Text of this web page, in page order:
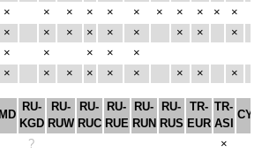
× × × × × × × × × × ×
× × × × × × × ×
×
× × × ×
×
× × × × × × × × ×
MD
RU-
KGD
RU-
RUW
RU-
RUC
RU-
RUE
RU-
RUN
RU-
RUS
TR-
EUR
TR-
ASI
CY
?
×